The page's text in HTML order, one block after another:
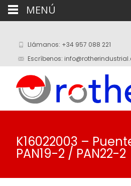
Llámanos: +34 957 088 221
Escríbenos:
K16022003 –
PAN19-2 / PAN22-2
MENÚ